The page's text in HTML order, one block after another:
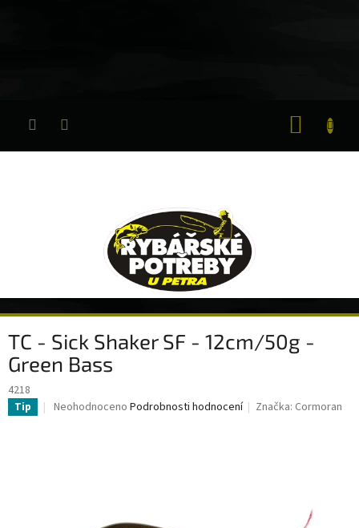
TC - Sick Shaker SF - 12cm/50g -
Green Bass
4218
Tip
Průměrné
Neohodnoceno Podrobnosti hodnocení Značka: Cormoran